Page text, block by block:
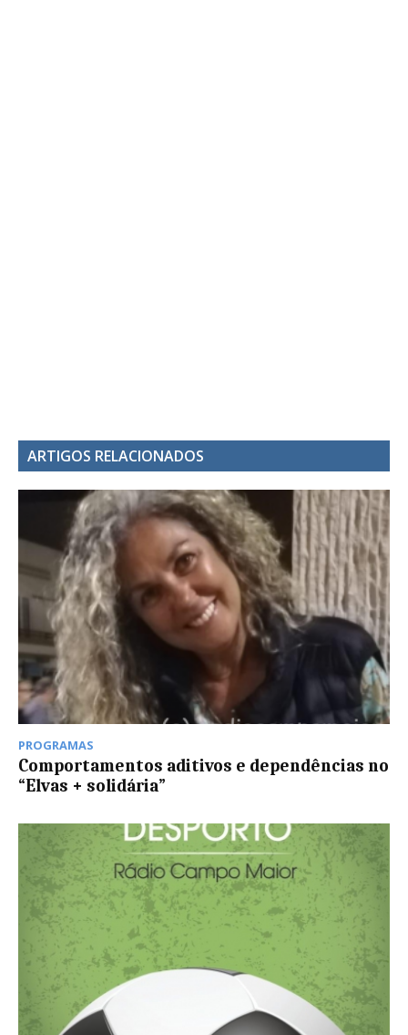
ARTIGOS RELACIONADOS
PROGRAMAS
Comportamentos aditivos e dependências no
“Elvas + solidária”